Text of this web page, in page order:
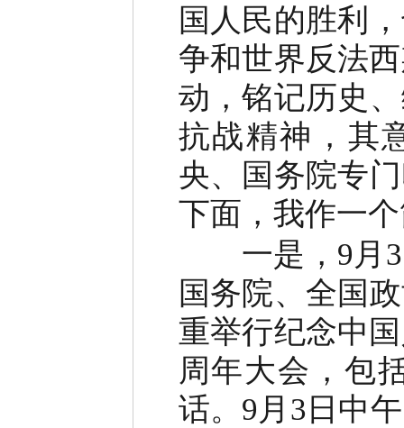
国人民的胜利
争和世界反法
动，铭记历史
抗战精神，其
央、国务院专
下面，我作一
一是，9月3
国务院、全国
重举行纪念中
周年大会，包
话。9月3日中